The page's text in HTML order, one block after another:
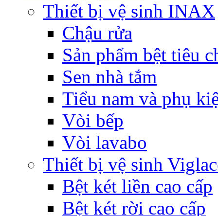
Thiết bị vệ sinh INAX
Chậu rửa
Sản phẩm bệt tiêu
Sen nhà tắm
Tiểu nam và phụ
Vòi bếp
Vòi lavabo
Thiết bị vệ sinh
Bệt két liền cao cấp
Bệt két rời cao cấp